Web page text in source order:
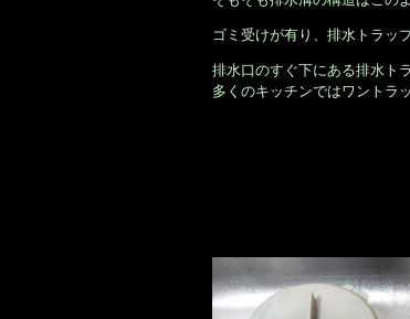
ゴミ受けが有り、排水トラッ
排水口のすぐ下にある排水ト
多くのキッチンではワントラ